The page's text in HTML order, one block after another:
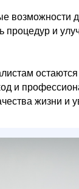
возможности
и
и
жизни и